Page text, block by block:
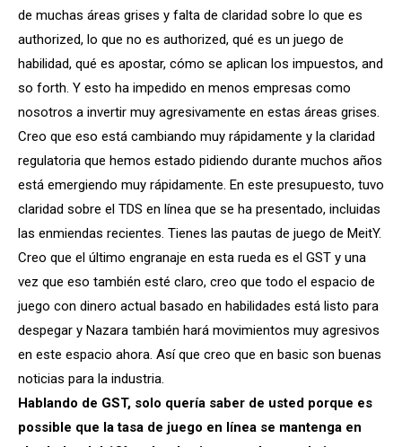
de muchas áreas grises y falta de claridad sobre lo que es
authorized, lo que no es authorized, qué es un juego de
habilidad, qué es apostar, cómo se aplican los impuestos, and
so forth. Y esto ha impedido en menos empresas como
nosotros a invertir muy agresivamente en estas áreas grises.
Creo que eso está cambiando muy rápidamente y la claridad
regulatoria que hemos estado pidiendo durante muchos años
está emergiendo muy rápidamente. En este presupuesto, tuvo
claridad sobre el TDS en línea que se ha presentado, incluidas
las enmiendas recientes. Tienes las pautas de juego de MeitY.
Creo que el último engranaje en esta rueda es el GST y una
vez que eso también esté claro, creo que todo el espacio de
juego con dinero actual basado en habilidades está listo para
despegar y Nazara también hará movimientos muy agresivos
en este espacio ahora. Así que creo que en basic son buenas
noticias para la industria.
Hablando de GST, solo quería saber de usted porque es
possible que la tasa de juego en línea se mantenga en